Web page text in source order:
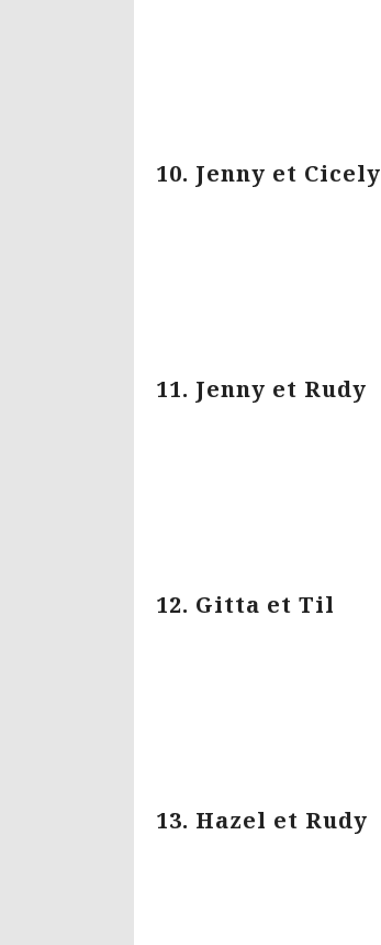
10. Jenny et Cicely
11. Jenny et Rudy
12. Gitta et Til
13. Hazel et Rudy